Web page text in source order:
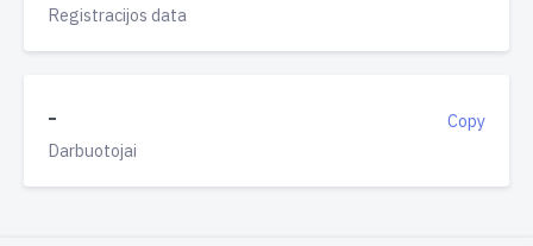
Registracijos data
Copy
-
Darbuotojai